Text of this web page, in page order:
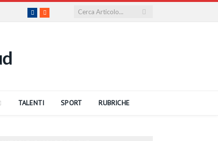
Facebook
RSS
TALENTI SPORT RUBRICHE